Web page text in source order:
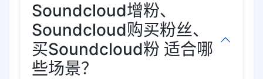
Soundcloud增粉、
Soundcloud购买粉丝、
买Soundcloud粉 适合哪
些场景？